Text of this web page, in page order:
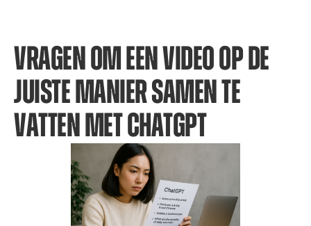
VRAGEN OM EEN VIDEO OP DE
JUISTE MANIER SAMEN TE
VATTEN MET CHATGPT